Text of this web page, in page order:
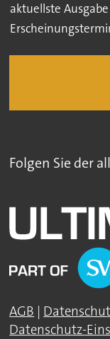
aktuellste
Folgen Sie der
AGB |
Datenschutz-